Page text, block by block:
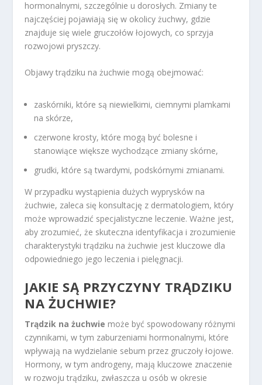
hormonalnymi, szczególnie u dorosłych. Zmiany te
najczęściej pojawiają się w okolicy żuchwy, gdzie
znajduje się wiele gruczołów łojowych, co sprzyja
rozwojowi pryszczy.
Objawy trądziku na żuchwie mogą obejmować:
zaskórniki, które są niewielkimi, ciemnymi plamkami
na skórze,
czerwone krosty, które mogą być bolesne i
stanowiące większe wychodzące zmiany skórne,
grudki, które są twardymi, podskórnymi zmianami.
W przypadku wystąpienia dużych wyprysków na
żuchwie, zaleca się konsultację z dermatologiem, który
może wprowadzić specjalistyczne leczenie. Ważne jest,
aby zrozumieć, że skuteczna identyfikacja i zrozumienie
charakterystyki trądziku na żuchwie jest kluczowe dla
odpowiedniego jego leczenia i pielęgnacji.
JAKIE SĄ PRZYCZYNY TRĄDZIKU
NA ŻUCHWIE?
Trądzik na żuchwie może być spowodowany różnymi
czynnikami, w tym zaburzeniami hormonalnymi, które
wpływają na wydzielanie sebum przez gruczoły łojowe.
Hormony, w tym androgeny, mają kluczowe znaczenie
w rozwoju trądziku, zwłaszcza u osób w okresie